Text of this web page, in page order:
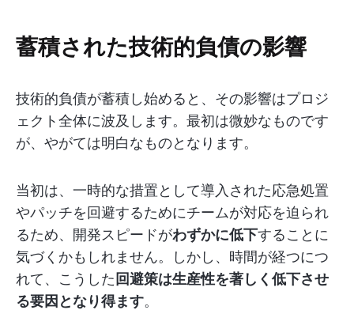
蓄積された技術的負債の影響
技術的負債が蓄積し始めると、その影響はプロジ
ェクト全体に波及します。最初は微妙なものです
が、やがては明白なものとなります。
当初は、一時的な措置として導入された応急処置
やパッチを回避するためにチームが対応を迫られ
るため、開発スピードがわずかに低下することに
気づくかもしれません。しかし、時間が経つにつ
れて、こうした 回避策は生産性を著しく低下させ
る要因となり得ます。